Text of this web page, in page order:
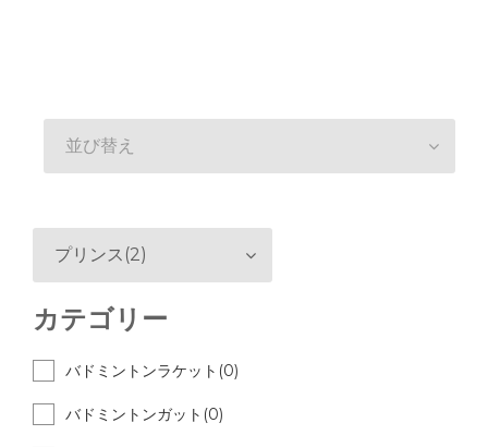
並び替え
プリンス(2)
カテゴリー
バドミントンラケット(0)
バドミントンガット(0)